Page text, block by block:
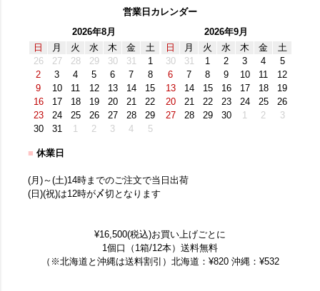
営業日カレンダー
2026年8月
日
月 火 水 木 金
土
26
27 28 29 30 31
1
2
3 4 5 6 7
8
9
10 11 12 13 14
15
16
17 18 19 20 21
22
23
24 25 26 27 28
29
30
31 1 2 3 4 5
2026年9月
日
月 火 水 木 金
土
30
31 1 2 3 4
5
6
7 8 9 10 11
12
13
14 15 16 17 18
19
20
21 22 23 24 25
26
27
28 29 30 1 2 3
■ 休業日
(月)～(土)14時までのご注文で当日出荷
(日)(祝)は12時が〆切となります
¥16,500(税込)お買い上げごとに
1個口（1箱/12本）送料無料
（※北海道と沖縄は送料割引）北海道：¥820 沖縄：¥532